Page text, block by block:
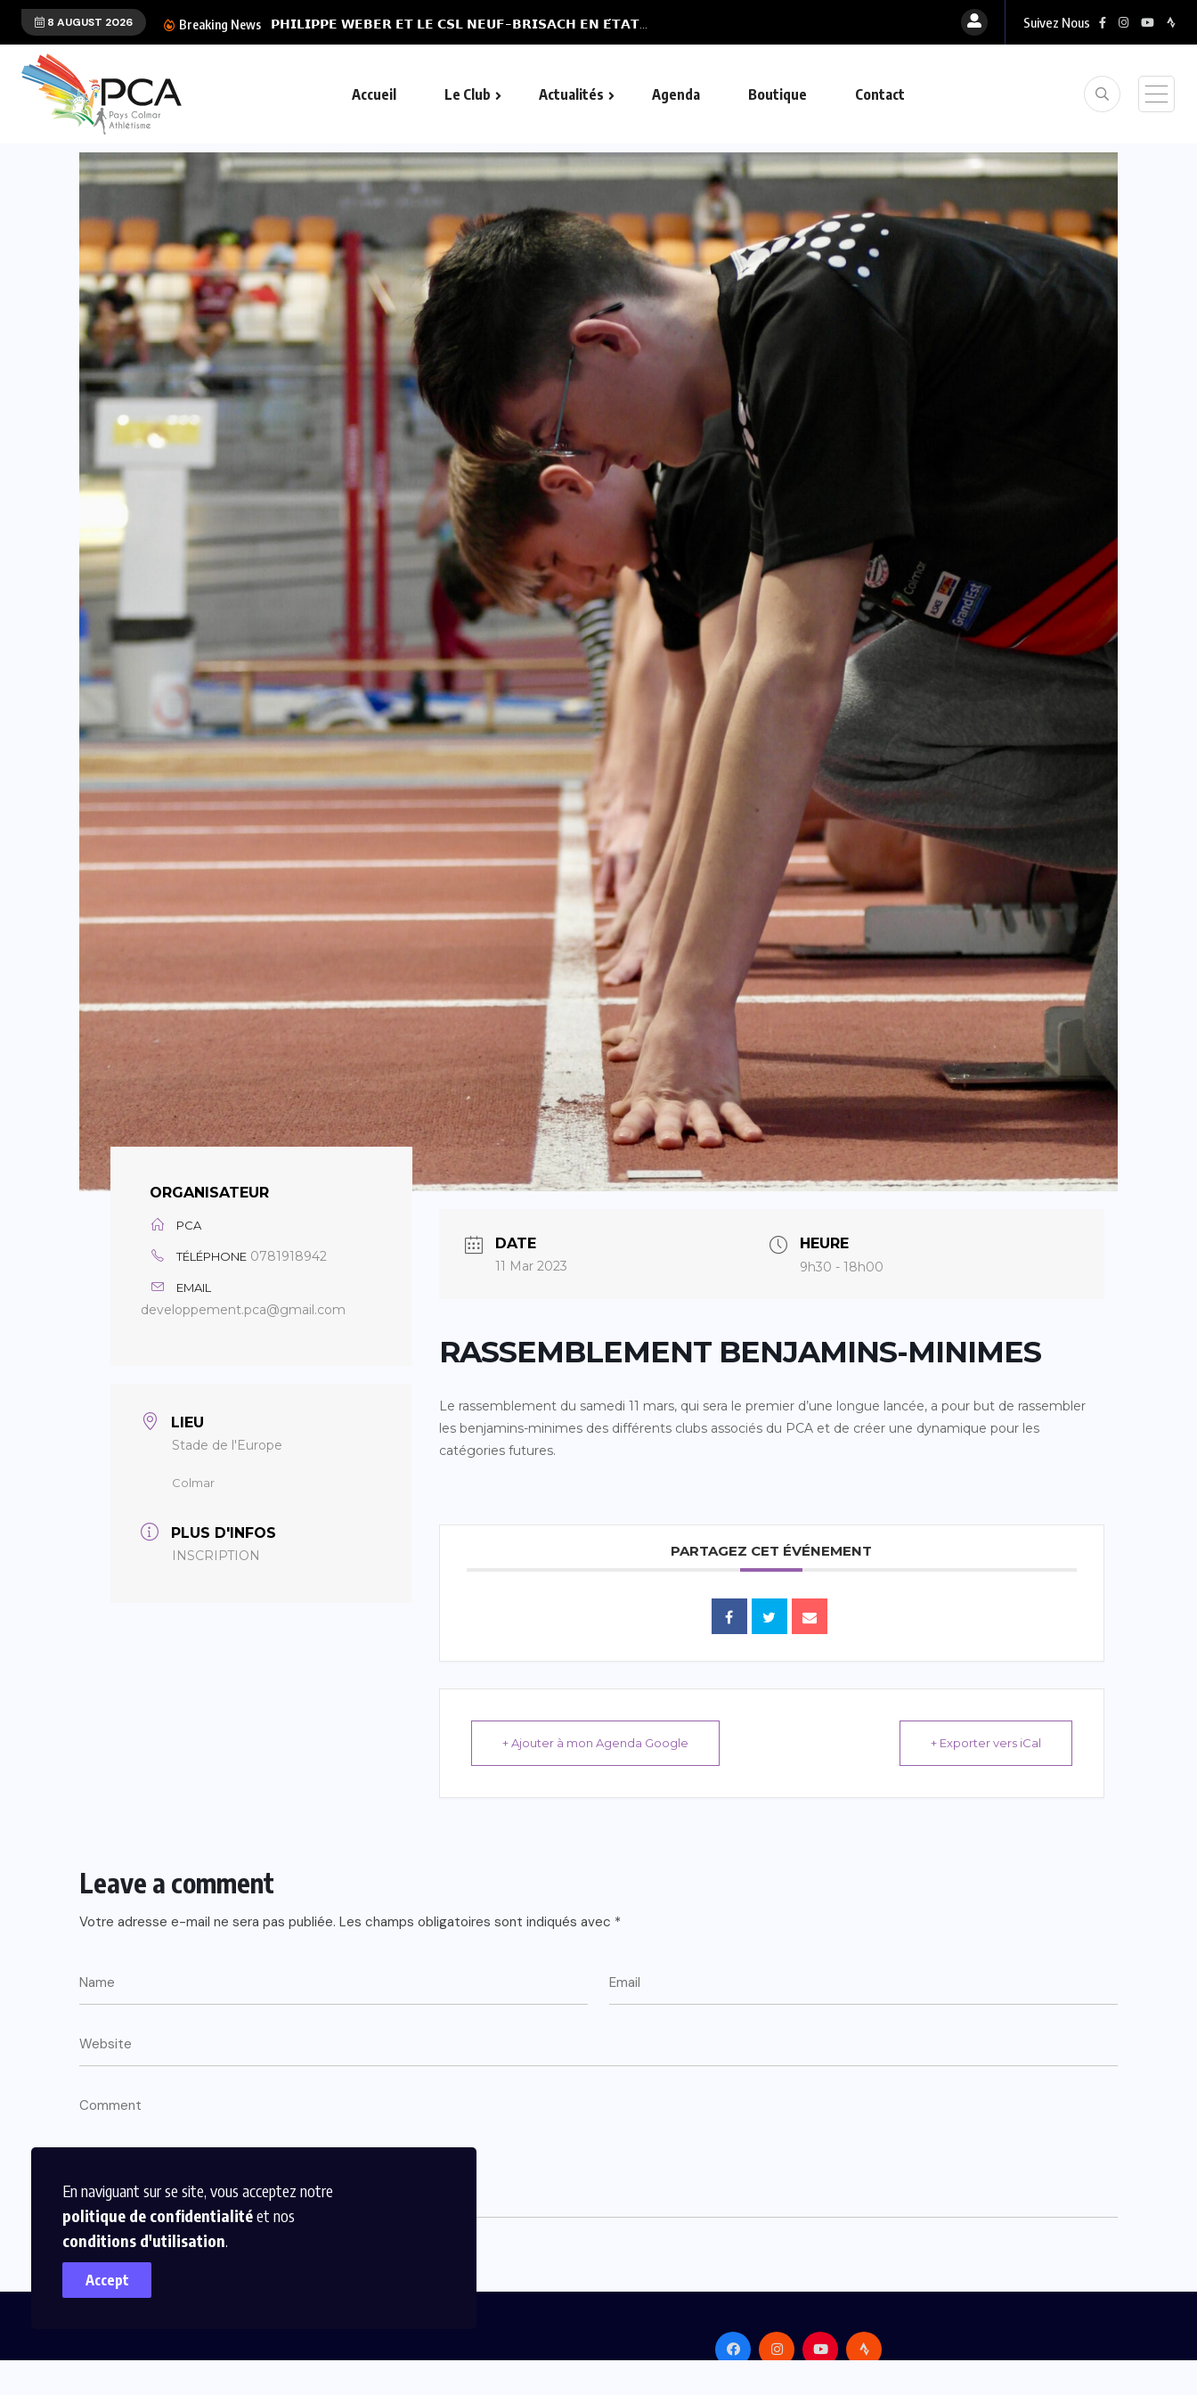
En naviguant sur se site, vous acceptez notre
politique de confidentialitéet nos
conditions d'utilisation.
Accept
8 AUGUST 2026 Breaking News 𝗣𝗛𝗜𝗟𝗜𝗣𝗣𝗘 𝗪𝗘𝗕𝗘𝗥 𝗘𝗧 𝗟𝗘 𝗖𝗦𝗟 𝗡𝗘𝗨𝗙-𝗕𝗥𝗜𝗦𝗔𝗖𝗛 𝗘𝗡 𝗘́𝗧𝗔𝗧... Suivez Nous
Accueil Le Club Actualités Agenda Boutique Contact
ORGANISATEUR
PCA
TÉLÉPHONE 0781918942
EMAIL
developpement.pca@gmail.com
LIEU
Stade de l'Europe
Colmar
PLUS D'INFOS
INSCRIPTION
DATE
11 Mar 2023
HEURE
9h30 - 18h00
RASSEMBLEMENT BENJAMINS-MINIMES
Le rassemblement du samedi 11 mars, qui sera le premier d’une longue lancée, a pour but de rassembler
les benjamins-minimes des différents clubs associés du PCA et de créer une dynamique pour les
catégories futures.
PARTAGEZ CET ÉVÉNEMENT
+ Ajouter à mon Agenda Google + Exporter vers iCal
Leave a comment
Votre adresse e-mail ne sera pas publiée. Les champs obligatoires sont indiqués avec *